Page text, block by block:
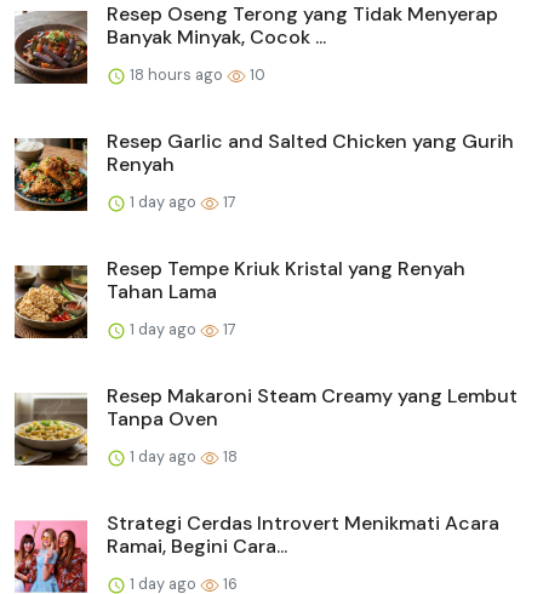
Resep Oseng Terong yang Tidak Menyerap
Banyak Minyak, Cocok ...
18 hours ago 10
Resep Garlic and Salted Chicken yang Gurih
Renyah
1 day ago 17
Resep Tempe Kriuk Kristal yang Renyah
Tahan Lama
1 day ago 17
Resep Makaroni Steam Creamy yang Lembut
Tanpa Oven
1 day ago 18
Strategi Cerdas Introvert Menikmati Acara
Ramai, Begini Cara...
1 day ago 16